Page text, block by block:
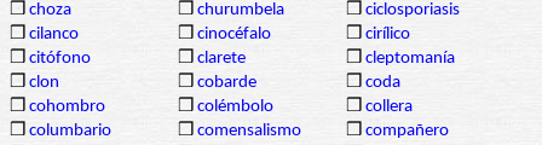
❒ choza ❒ churumbela ❒ ciclosporiasis
❒ cilanco ❒ cinocéfalo ❒ cirílico
❒ citófono ❒ clarete ❒ cleptomanía
❒ clon ❒ cobarde ❒ coda
❒ cohombro ❒ colémbolo ❒ collera
❒ columbario ❒ comensalismo ❒ compañero